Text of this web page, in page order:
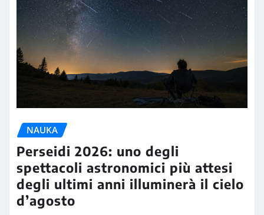
NAUKA
Perseidi 2026: uno degli
spettacoli astronomici più attesi
degli ultimi anni illuminerà il cielo
d’agosto